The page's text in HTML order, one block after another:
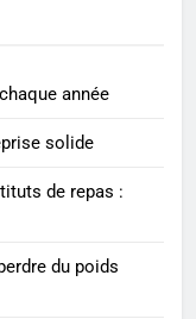
et
: où
juste ?
qui
année
solide
de repas :
du poids